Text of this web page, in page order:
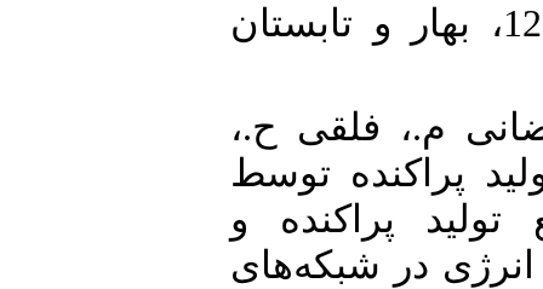
شماره: 9، ص: 112-122، بهار و تابستان
م.، فلقی ح.،
پراکنده توسط
تولید پراکنده و
در شبکه‌های